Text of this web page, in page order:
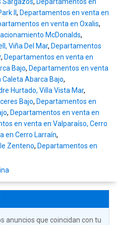
Sargazos, Departamentos en
II , Departamentos en venta en
en venta en Oxalis,
McDonalds,
Viña Del Mar, Departamentos
, Departamentos en venta en
Bajo, Departamentos en venta
Abarca Bajo,
Hurtado, Villa Vista Mar,
Bajo, Departamentos en
, Departamentos en venta en
en venta en Valparaíso, Cerro
en Cerro Larraín,
Zenteno, Departamentos en
anuncios que coincidan con tu